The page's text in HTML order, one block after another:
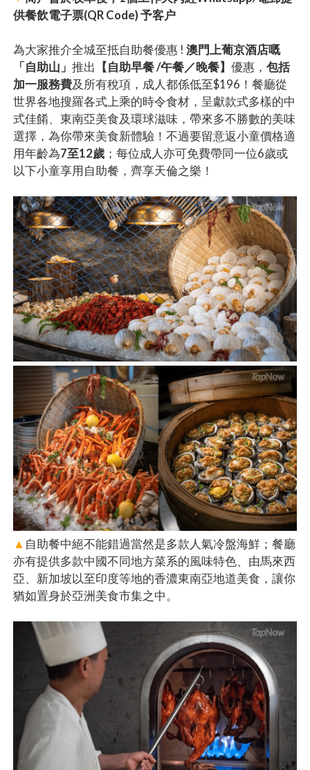
供餐飲電子票(QR Code) 予客户
為大家推介全城至抵自助餐優惠 ! 澳門上葡京酒店嘅
「自助山」推出 【自助早餐 /午餐／晚餐】優惠，包括
加一服務費及所有稅項，成人都係低至$196！餐廳從
世界各地搜羅各式上乘的時令食材，呈獻款式多樣的中
式佳餚、東南亞美食及環球滋味，帶來多不勝數的美味
選擇，為你帶來美食新體驗！不過要留意返小童價格適
用年齡為7至12歲 ；每位成人亦可免費帶同一位6歲或
以下小童享用自助餐，齊享天倫之樂！
▲ 自助餐中絕不能錯過當然是多款人氣冷盤海鮮；餐廳
亦有提供多款中國不同地方菜系的風味特色、由馬來西
亞、新加坡以至印度等地的香濃東南亞地道美食，讓你
猶如置身於亞洲美食市集之中。